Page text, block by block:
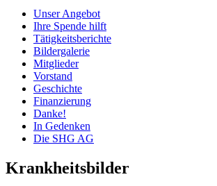
Unser Angebot
Ihre Spende hilft
Tätigkeitsberichte
Bildergalerie
Mitglieder
Vorstand
Geschichte
Finanzierung
Danke!
In Gedenken
Die SHG AG
Krankheitsbilder